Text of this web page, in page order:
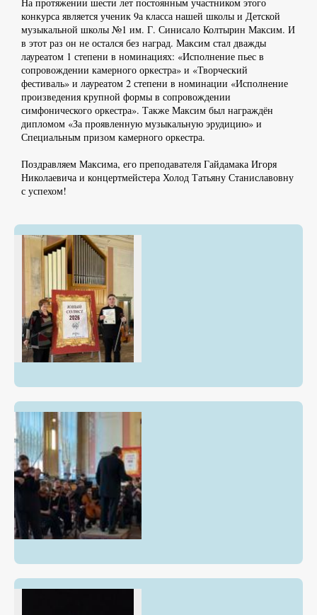
конкурса является ученик 9а класса нашей школы и Детской
музыкальной школы №1 им. Г. Синисало Колтырин Максим. И
в этот раз он не остался без наград. Максим стал дважды
лауреатом 1 степени в номинациях: «Исполнение пьес в
сопровождении камерного оркестра» и «Творческий
фестиваль» и лауреатом 2 степени в номинации «Исполнение
произведения крупной формы в сопровождении
симфонического оркестра». Также Максим был награждён
дипломом «За проявленную музыкальную эрудицию» и
Специальным призом камерного оркестра.
Поздравляем Максима, его преподавателя Гайдамака Игоря
Николаевича и концертмейстера Холод Татьяну Станиславовну
с успехом!